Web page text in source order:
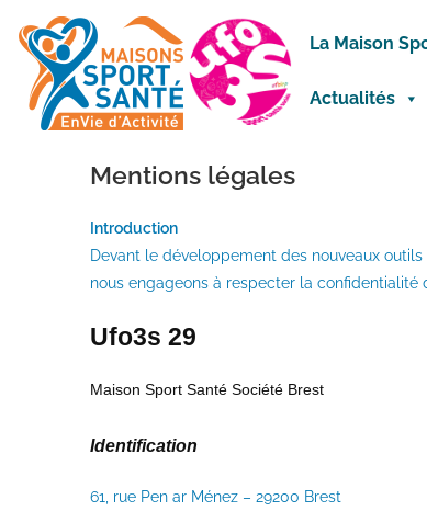
La Maison
Actualités
Mentions légales
Introduction
Devant le développement des nouveaux
nous engageons à respecter la
Ufo3s 29
Maison Sport Santé Société Brest
Identification
61, rue Pen ar Ménez – 29200 Brest